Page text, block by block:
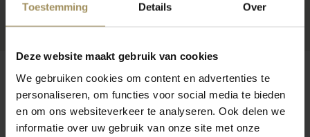
Toestemming Details Over
Deze website maakt gebruik van cookies
We gebruiken cookies om content en advertenties te
personaliseren, om functies voor social media te bieden
en om ons websiteverkeer te analyseren. Ook delen we
informatie over uw gebruik van onze site met onze
Op zoek naar meer inspiratie?